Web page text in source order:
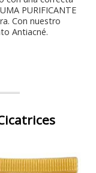
PURIFICANTE
Con nuestro
Antiacné.